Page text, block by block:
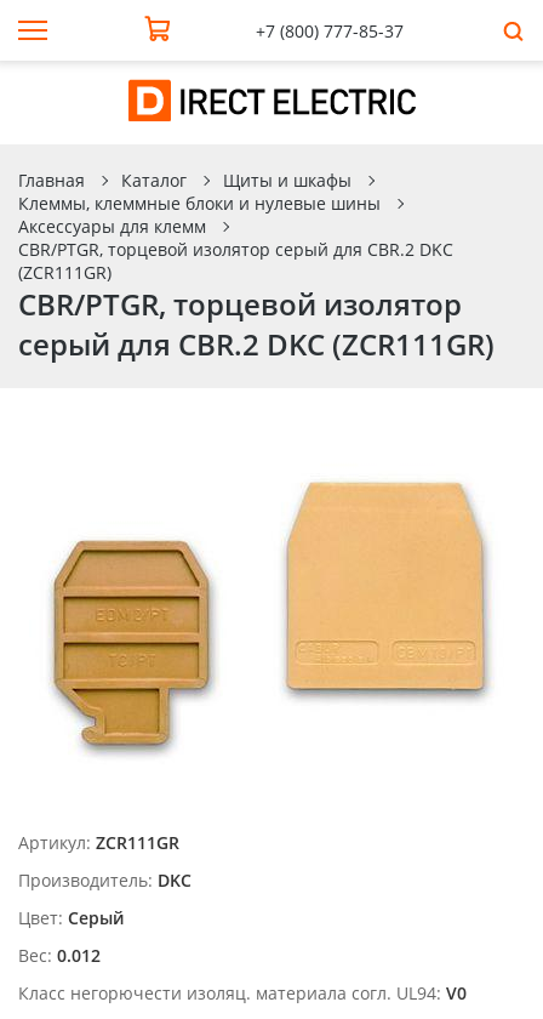
+7 (800) 777-85-37
Главная Каталог
Щиты и шкафы
Клеммы, клеммные блоки и нулевые шины
Аксессуары для клемм
CBR/PTGR, торцевой изолятор серый для CBR.2 DKC
(ZCR111GR)
CBR/PTGR, торцевой изолятор
серый для CBR.2 DKC (ZCR111GR)
Артикул: ZCR111GR
Производитель: DKC
Цвет: Серый
Вес: 0.012
Класс негорючести изоляц. материала согл. UL94: V0